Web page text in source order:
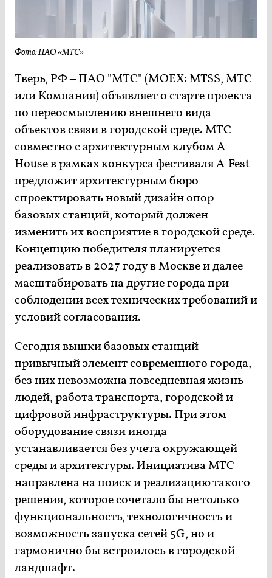
Фото: ПАО «МТС»
Тверь, РФ – ПАО "МТС" (MOEX: MTSS, МТС
или Компания) объявляет о старте проекта
по переосмыслению внешнего вида
объектов связи в городской среде. МТС
совместно с архитектурным клубом A-
House в рамках конкурса фестиваля A-Fest
предложит архитектурным бюро
спроектировать новый дизайн опор
базовых станций, который должен
изменить их восприятие в городской среде.
Концепцию победителя планируется
реализовать в 2027 году в Москве и далее
масштабировать на другие города при
соблюдении всех технических требований и
условий согласования.
Сегодня вышки базовых станций —
привычный элемент современного города,
без них невозможна повседневная жизнь
людей, работа транспорта, городской и
цифровой инфраструктуры. При этом
оборудование связи иногда
устанавливается без учета окружающей
среды и архитектуры. Инициатива МТС
направлена на поиск и реализацию такого
решения, которое сочетало бы не только
функциональность, технологичность и
возможность запуска сетей 5G, но и
гармонично бы встроилось в городской
ландшафт.